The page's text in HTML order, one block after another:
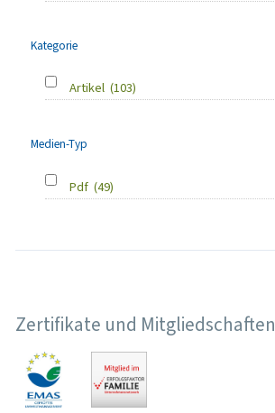
Kategorie
Artikel (103)
Medien-Typ
Pdf (49)
Zertifikate und Mitgliedschaften